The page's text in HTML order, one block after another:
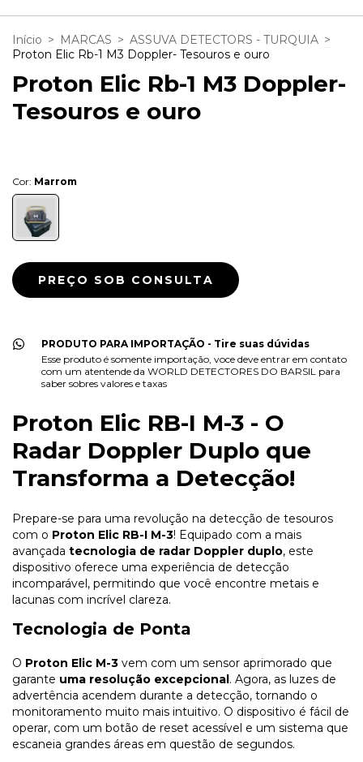
Início > MARCAS > ASSUVA DETECTORS - TURQUIA >
Proton Elic Rb-1 M3 Doppler- Tesouros e ouro
Proton Elic Rb-1 M3 Doppler-
Tesouros e ouro
Cor: Marrom
PRODUTO PARA IMPORTAÇÃO - Tire suas dúvidas
Esse produto é somente importação, voce deve entrar em contato
com um atentende da WORLD DETECTORES DO BARSIL para
saber sobres valores e taxas
Proton Elic RB-I M-3 - O
Radar Doppler Duplo que
Transforma a Detecção!
Prepare-se para uma revolução na detecção de tesouros
com o Proton Elic RB-I M-3! Equipado com a mais
avançada tecnologia de radar Doppler duplo, este
dispositivo oferece uma experiência de detecção
incomparável, permitindo que você encontre metais e
lacunas com incrível clareza.
Tecnologia de Ponta
O Proton Elic M-3 vem com um sensor aprimorado que
garante uma resolução excepcional. Agora, as luzes de
advertência acendem durante a detecção, tornando o
monitoramento muito mais intuitivo. O dispositivo é fácil de
operar, com um botão de reset acessível e um sistema que
escaneia grandes áreas em questão de segundos.